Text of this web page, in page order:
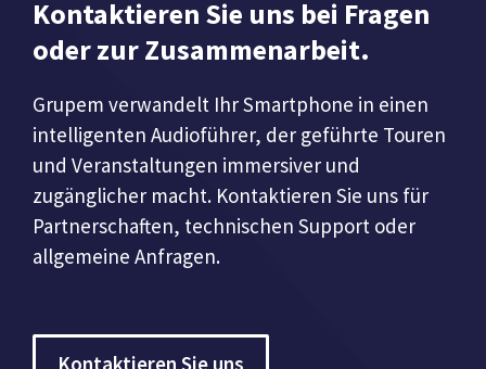
Kontaktieren Sie uns bei Fragen
oder zur Zusammenarbeit.
Grupem verwandelt Ihr Smartphone in einen
intelligenten Audioführer, der geführte Touren
und Veranstaltungen immersiver und
zugänglicher macht. Kontaktieren Sie uns für
Partnerschaften, technischen Support oder
allgemeine Anfragen.
Kontaktieren Sie uns